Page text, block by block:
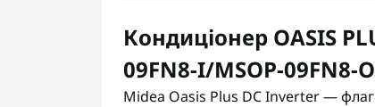
Кондиціонер OASIS
09FN8-I/MSOP-09FN8-O
Midea Oasis Plus DC Inverter —